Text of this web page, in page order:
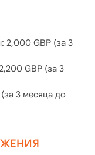
2,000 GBP (за 3
GBP (за 3
3 месяца до